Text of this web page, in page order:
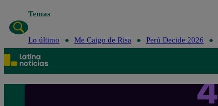
Temas
Lo último Me Caigo de Risa Perú Decide 2026